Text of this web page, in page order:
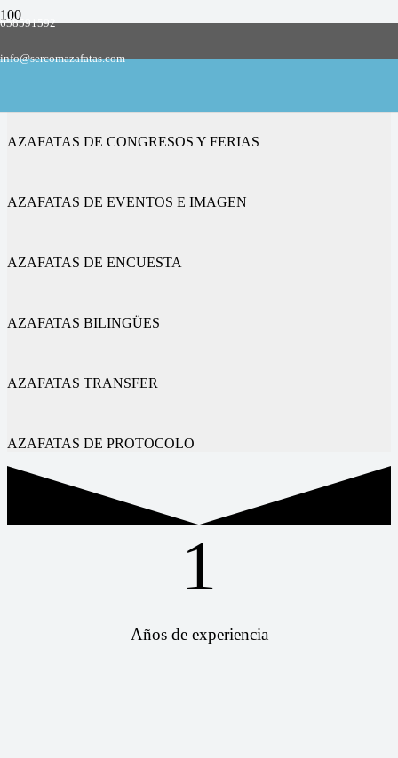
658591592
info@sercomazafatas.com
AZAFATAS DE CONGRESOS Y FERIAS
AZAFATAS DE EVENTOS E IMAGEN
AZAFATAS DE ENCUESTA
AZAFATAS BILINGÜES
AZAFATAS TRANSFER
AZAFATAS DE PROTOCOLO
1
Años de experiencia